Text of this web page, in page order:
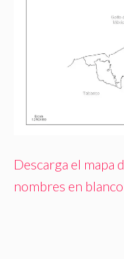
Descarga el mapa
nombres en